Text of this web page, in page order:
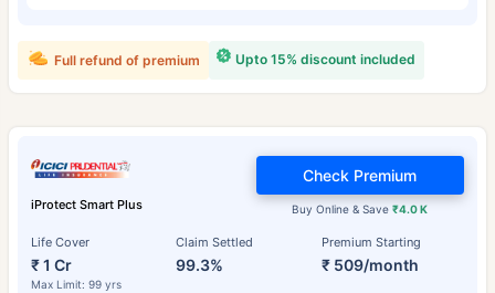
Upto 15% discount included
Full refund of premium
iProtect Smart Plus
Life Cover
₹ 1 Cr
Max Limit: 99 yrs
Claim Settled
99.3%
Premium Starting
₹ 509/month
Buy Online & Save₹4.0 K
Check Premium